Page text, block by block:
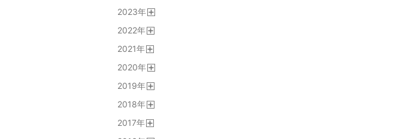
2023年
2022年
2021年
2020年
2019年
2018年
2017年